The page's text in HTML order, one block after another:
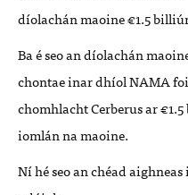
díolachán maoine €1.5
Ba é seo an díolachán
chontae inar dhíolNAMA
chomhlacht Cerberus ar
iomlán na maoine.
Ní hé seo an chéad